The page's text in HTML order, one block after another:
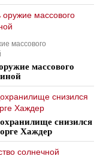
массового
массового
снизился
Хаждер